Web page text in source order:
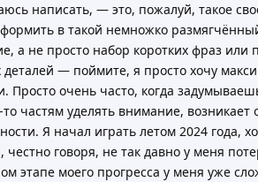
написать, — это, пожалуй, такое
в такой немножко
а не просто набор коротких фраз или
— поймите, я просто хочу
очень часто, когда
частям уделять внимание,
Я начал играть летом 2024 года,
говоря, не так давно у меня
этапе моего прогресса у меня уже